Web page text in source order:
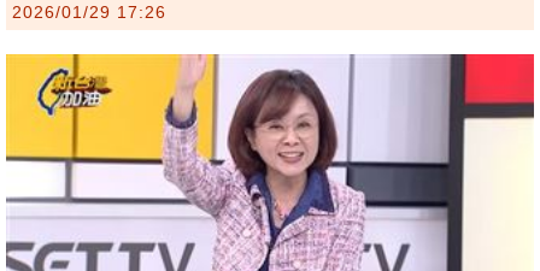
2026/01/29 17:26